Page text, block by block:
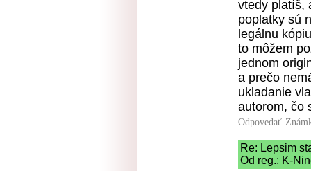
vtedy platíš,
poplatky sú
legálnu
to môžem
jednom
a prečo
ukladanie
autorom, čo
Odpovedať
Re: Lepsim
Od reg.: K-